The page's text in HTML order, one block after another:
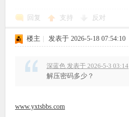
回复 支持 反对
楼主 发表于 2026-5-18 07:54:10
深蓝色 发表于 2026-5-3 03:14
解压密码多少？
www.yxtsbbs.com